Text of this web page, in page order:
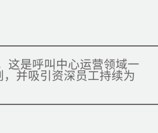
这是呼叫中心运营领域一
并吸引资深员工持续为